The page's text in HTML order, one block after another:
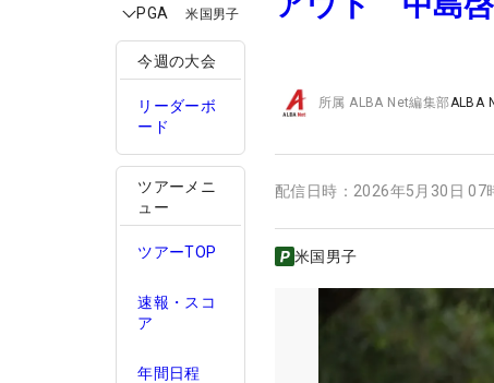
PGA 米国男子
今週の大会
リーダーボ
ード
ツアーメニ
ュー
ツアーTOP
速報・スコ
ア
年間日程
所属ALBA Net編集部ALBA
配信日時： 2026年5月30日 07
米国男子